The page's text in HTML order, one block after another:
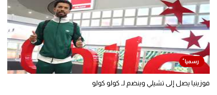
فوزينيا يصل إلى تشيلي وينضم لـ كولو كولو